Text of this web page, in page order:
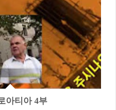
아티아 4부